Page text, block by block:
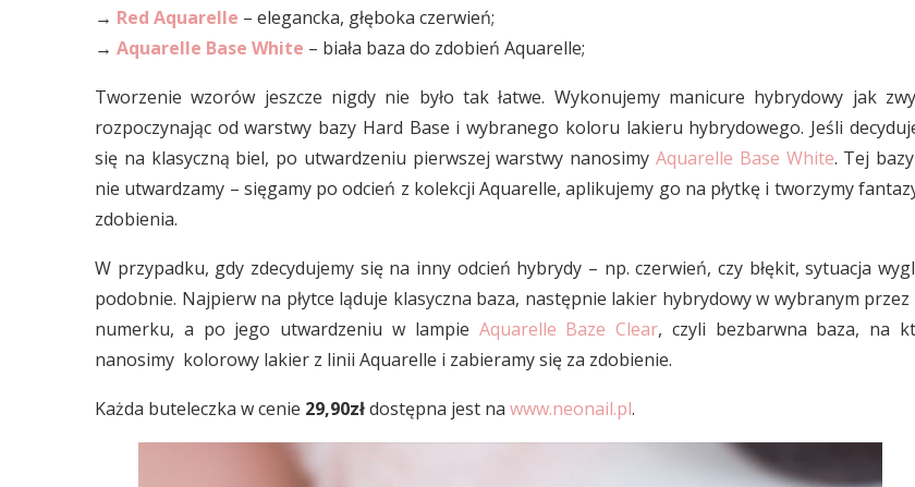
→ Red Aquarelle – elegancka, głęboka czerwień;
→ Aquarelle Base White – biała baza do zdobień Aquarelle;
Tworzenie wzorów jeszcze nigdy nie było tak łatwe. Wykonujemy manicure hybrydowy jak
rozpoczynając od warstwy bazy Hard Base i wybranego koloru lakieru hybrydowego. Jeśli
się na klasyczną biel, po utwardzeniu pierwszej warstwy nanosimyAquarelle Base White. Tej
nie utwardzamy – sięgamy po odcień z kolekcji Aquarelle, aplikujemy go na płytkę i tworzymy
zdobienia.
W przypadku, gdy zdecydujemy się na inny odcień hybrydy – np. czerwień, czy błękit, sytuacja
podobnie. Najpierw na płytce ląduje klasyczna baza, następnie lakier hybrydowy w wybranym przez
numerku, a po jego utwardzeniu w lampie Aquarelle Baze Clear, czyli bezbarwna baza, na
nanosimy kolorowy lakier z linii Aquarelle i zabieramy się za zdobienie.
Każda buteleczka w cenie 29,90złdostępna jest na www.neonail.pl.